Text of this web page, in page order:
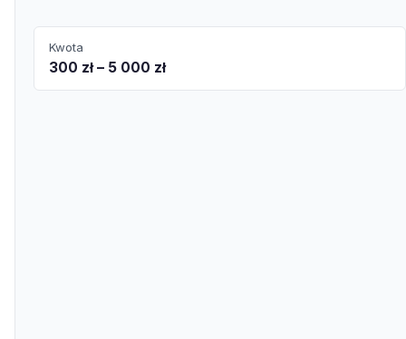
Kwota
300 zł – 5 000 zł